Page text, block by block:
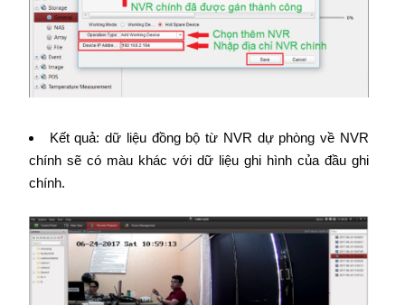
Kết quả: dữ liệu đồng bộ từ NVR dự phòng về NVR
chính sẽ có màu khác với dữ liệu ghi hình của đầu ghi
chính.